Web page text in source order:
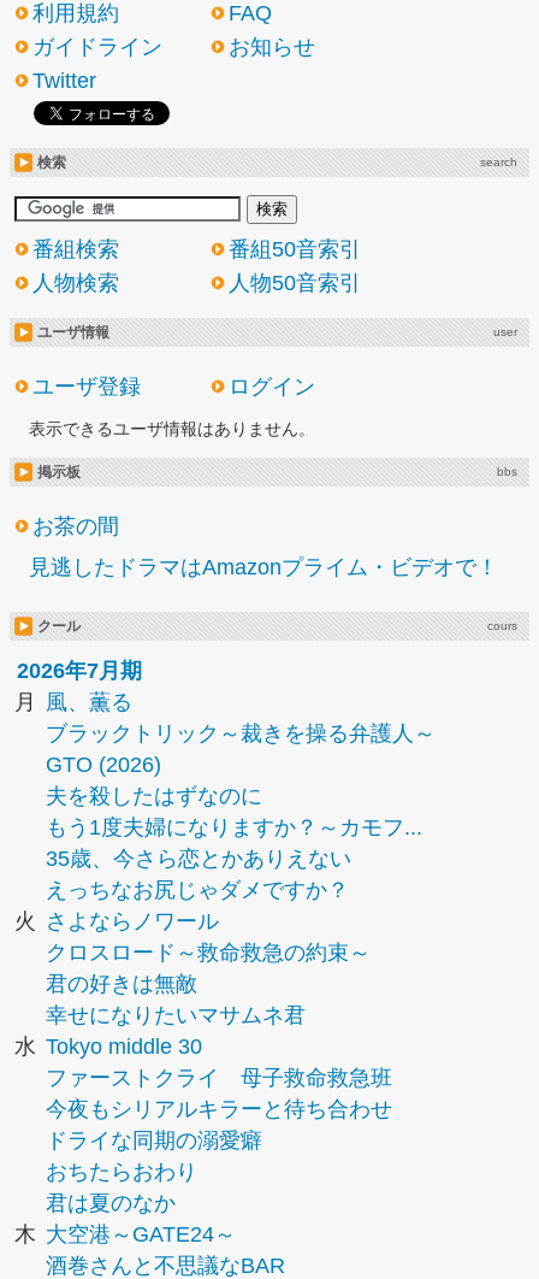
利用規約
FAQ
ガイドライン
お知らせ
Twitter
検索 search
番組検索
番組50音索引
人物検索
人物50音索引
ユーザ情報 user
ユーザ登録 ログイン
表示できるユーザ情報はありません。
掲示板 bbs
お茶の間
見逃したドラマはAmazonプライム・ビデオで！
クール cours
2026年7月期
月
風、薫る
ブラックトリック～裁きを操る弁護人～
GTO (2026)
夫を殺したはずなのに
もう1度夫婦になりますか？～カモフ...
35歳、今さら恋とかありえない
えっちなお尻じゃダメですか？
火
さよならノワール
クロスロード～救命救急の約束～
君の好きは無敵
幸せになりたいマサムネ君
水 Tokyo middle 30
ファーストクライ 母子救命救急班
今夜もシリアルキラーと待ち合わせ
ドライな同期の溺愛癖
おちたらおわり
君は夏のなか
木 大空港～GATE24～
酒巻さんと不思議なBAR